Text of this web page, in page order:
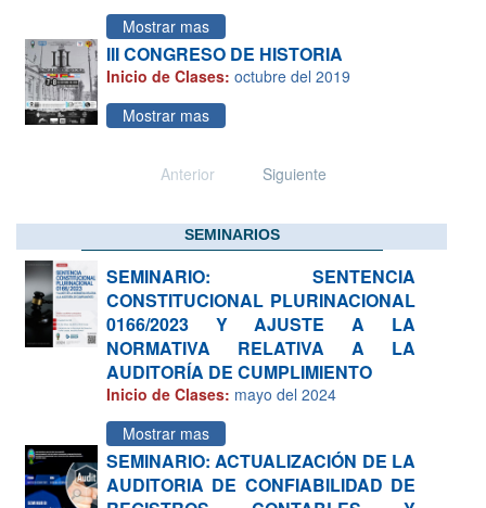
Mostrar mas
III CONGRESO DE HISTORIA
Inicio de Clases: octubre del 2019
Mostrar mas
Anterior Siguiente
SEMINARIOS
SEMINARIO: SENTENCIA
CONSTITUCIONAL PLURINACIONAL
0166/2023 Y AJUSTE A LA
NORMATIVA RELATIVA A LA
AUDITORÍA DE CUMPLIMIENTO
Inicio de Clases: mayo del 2024
Mostrar mas
SEMINARIO: ACTUALIZACIÓN DE LA
AUDITORIA DE CONFIABILIDAD DE